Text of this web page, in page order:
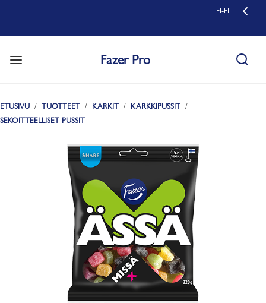
FI-FI
Fazer Pro
ETUSIVU TUOTTEET KARKIT
KARKKIPUSSIT
SEKOITTEELLISET PUSSIT